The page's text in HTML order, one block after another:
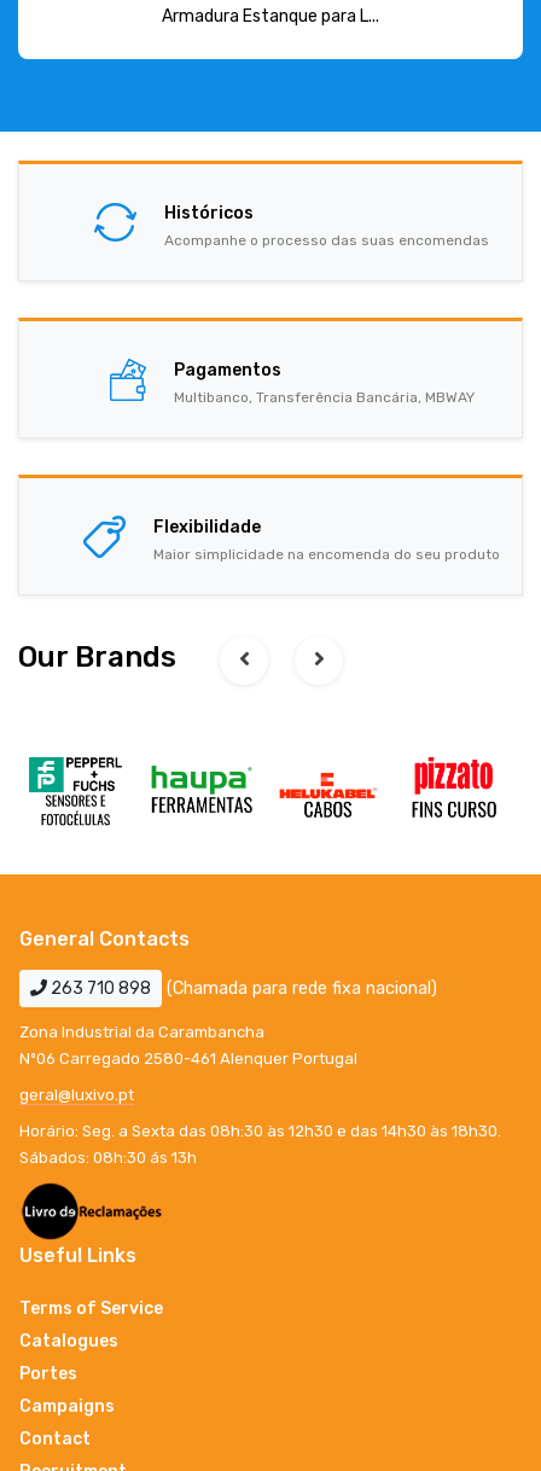
Armadura Estanque para L...
Históricos
Acompanhe o processo das suas encomendas
Pagamentos
Multibanco, Transferência Bancária, MBWAY
Flexibilidade
Maior simplicidade na encomenda do seu produto
Our Brands
General Contacts
263 710 898 (Chamada para rede fixa nacional)
Zona Industrial da Carambancha
Nº06 Carregado 2580-461 Alenquer Portugal
geral@luxivo.pt
Horário: Seg. a Sexta das 08h:30 às 12h30 e das 14h30 às 18h30.
Sábados: 08h:30 ás 13h
Useful Links
Terms of Service
Catalogues
Portes
Campaigns
Contact